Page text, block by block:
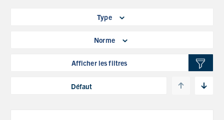
Type
Norme
Afficher les filtres